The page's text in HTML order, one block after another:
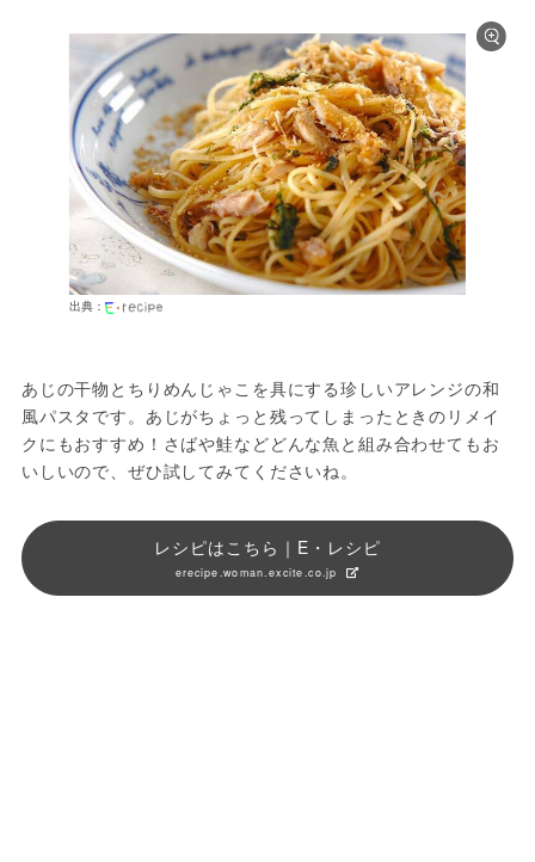
出典：
あじの干物とちりめんじゃこを具にする珍しいアレンジの和
風パスタです。あじがちょっと残ってしまったときのリメイ
クにもおすすめ！さばや鮭などどんな魚と組み合わせてもお
いしいので、ぜひ試してみてくださいね。
レシピはこちら｜E・レシピ
erecipe.woman.excite.co.jp